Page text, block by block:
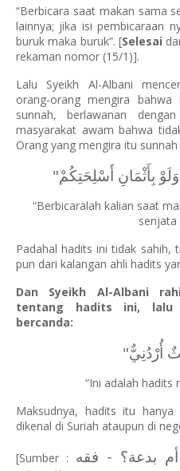
“Berbicara saat makan sama
lainnya; jika isi pembicaraan
buruk maka buruk”. [Selesai
rekaman nomor (15/1)].
Lalu Syeikh Al-Albani
orang-orang mengira
sunnah, berlawanan
masyarakat awam bahwa
Orang yang mengira itu
بِأَثْمَانِ أَسْلِحَتِكُمْ"
“Berbicaralah kalian saat
senjata
Padahal hadits ini tidak sahih,
pun dari kalangan ahli hadits
Dan Syeikh Al-Albani
tentang hadits ini, lalu
bercanda:
أُرْدُنِيٌّ"
“Ini adalah hadits
Maksudnya, hadits itu
dikenal di Suriah ataupun di
[Sumber : بدعة؟ - فقه